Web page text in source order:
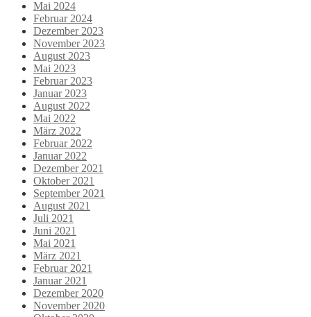
Mai 2024
Februar 2024
Dezember 2023
November 2023
August 2023
Mai 2023
Februar 2023
Januar 2023
August 2022
Mai 2022
März 2022
Februar 2022
Januar 2022
Dezember 2021
Oktober 2021
September 2021
August 2021
Juli 2021
Juni 2021
Mai 2021
März 2021
Februar 2021
Januar 2021
Dezember 2020
November 2020